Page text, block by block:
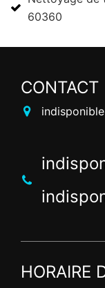
60360
CONTACT
indisponible
HORAIRE